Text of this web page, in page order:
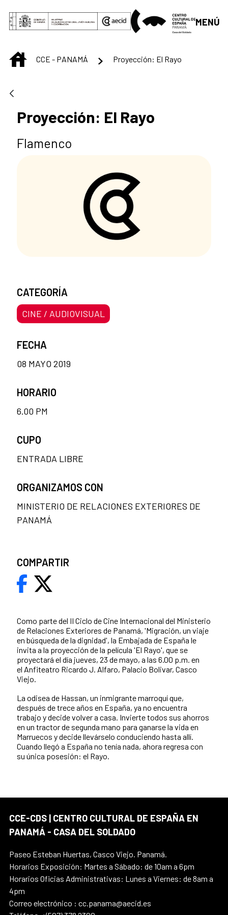
Saltar al contenido principal
MENÚ
INICIOCCE - PANAMÁ Proyección: El Rayo
Proyección: El Rayo
Flamenco
Como parte del II Ciclo de Cine Internacional del Ministerio
de Relaciones Exteriores de Panamá, 'Migración, un viaje
en búsqueda de la dignidad', la Embajada de España le
invita a la proyección de la película 'El Rayo', que se
proyectará el día jueves, 23 de mayo, a las 6.00 p.m. en
el Anfiteatro Ricardo J. Alfaro, Palacio Bolivar, Casco
Viejo.
La odisea de Hassan, un inmigrante marroquí que,
después de trece años en España, ya no encuentra
trabajo y decide volver a casa. Invierte todos sus ahorros
en un tractor de segunda mano para ganarse la vida en
Marruecos y decide llevárselo conduciendo hasta allí.
Cuando llegó a España no tenía nada, ahora regresa con
su única posesión: el Rayo.
CATEGORÍA
CINE / AUDIOVISUAL
FECHA
08 MAYO 2019
HORARIO
6.00 PM
CUPO
ENTRADA LIBRE
ORGANIZAMOS CON
MINISTERIO DE RELACIONES EXTERIORES DE
PANAMÁ
COMPARTIR
CCE-CDS | CENTRO CULTURAL DE ESPAÑA EN
PANAMÁ - CASA DEL SOLDADO
Paseo Esteban Huertas, Casco Viejo. Panamá.
Horarios Exposición: Martes a Sábado: de 10am a 6pm
Horarios Oficias Administrativas: Lunes a Viernes: de 8am a
4pm
Correo electrónico : cc.panama@aecid.es